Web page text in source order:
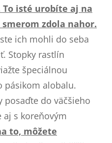
isté urobíte aj na
zdola nahor.
ich mohli do seba
Stopky rastlín
špeciálnou
pásikom alobalu.
posaďte do väčšieho
aj s koreňovým
to, môžete